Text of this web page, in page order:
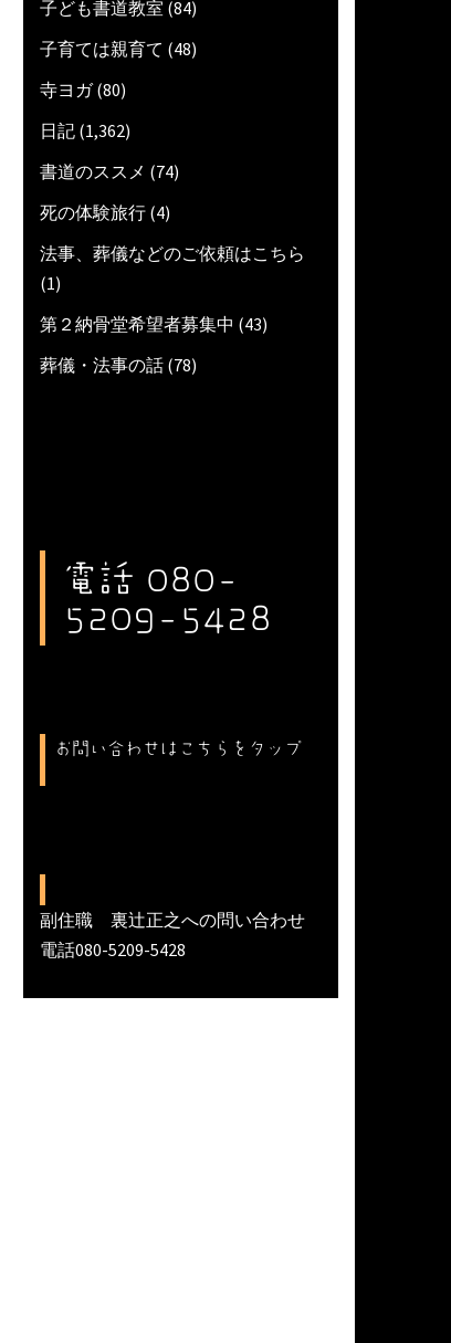
子ども書道教室 (84)
子育ては親育て (48)
寺ヨガ(80)
日記 (1,362)
書道のススメ (74)
死の体験旅行 (4)
法事、葬儀などのご依頼はこちら
(1)
第２納骨堂希望者募集中 (43)
葬儀・法事の話 (78)
電話 080-
5209-5428
お問い合わせはこちらをタップ
副住職 裏辻正之への問い合わせ
電話080-5209-5428